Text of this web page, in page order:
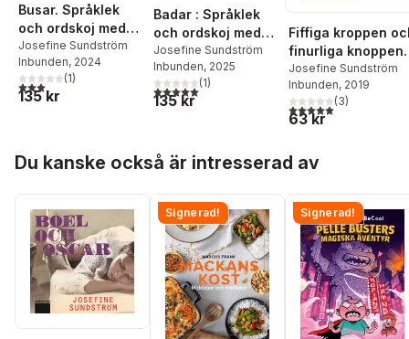
Busar. Språklek
och ordskoj med
Dam-Dam
Josefine Sundström
Inbunden, 2024
3,0utav 5 stjärnor. Totalt antal röster:
(1)
135 kr
Badar : Språklek
och ordskoj med
Dam-Dam
Josefine Sundström
Inbunden, 2025
5,0utav 5 stjärnor. Totalt antal röster:
(1)
135 kr
Fiffiga kroppen
finurliga knoppen
saga och fakta om
kropp och rörelse
Josefine Sundström
Inbunden, 2019
5,0utav 5 stjärnor.
(3)
63 kr
Du kanske också är intresserad av
Signerad! Signerad!